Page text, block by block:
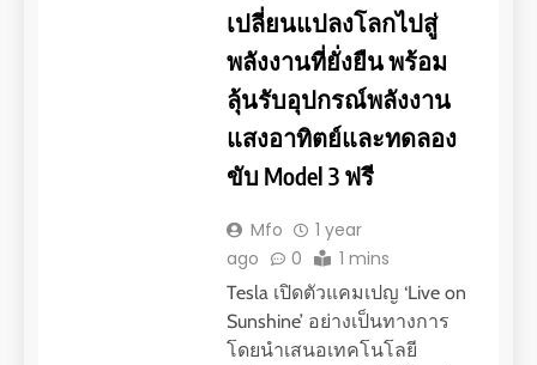
เปลี่ยนแปลงโลกไปสู่
พลังงานที่ยั่งยืน พร้อม
ลุ้นรับอุปกรณ์พลังงาน
แสงอาทิตย์และทดลอง
ขับ Model 3 ฟรี
Mfo
1 year
ago
0 1 mins
Tesla เปิดตัวแคมเปญ ‘Live on
Sunshine’ อย่างเป็นทางการ
โดยนำเสนอเทคโนโลยี